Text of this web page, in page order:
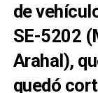
de
SE-5202
Arahal),
quedó